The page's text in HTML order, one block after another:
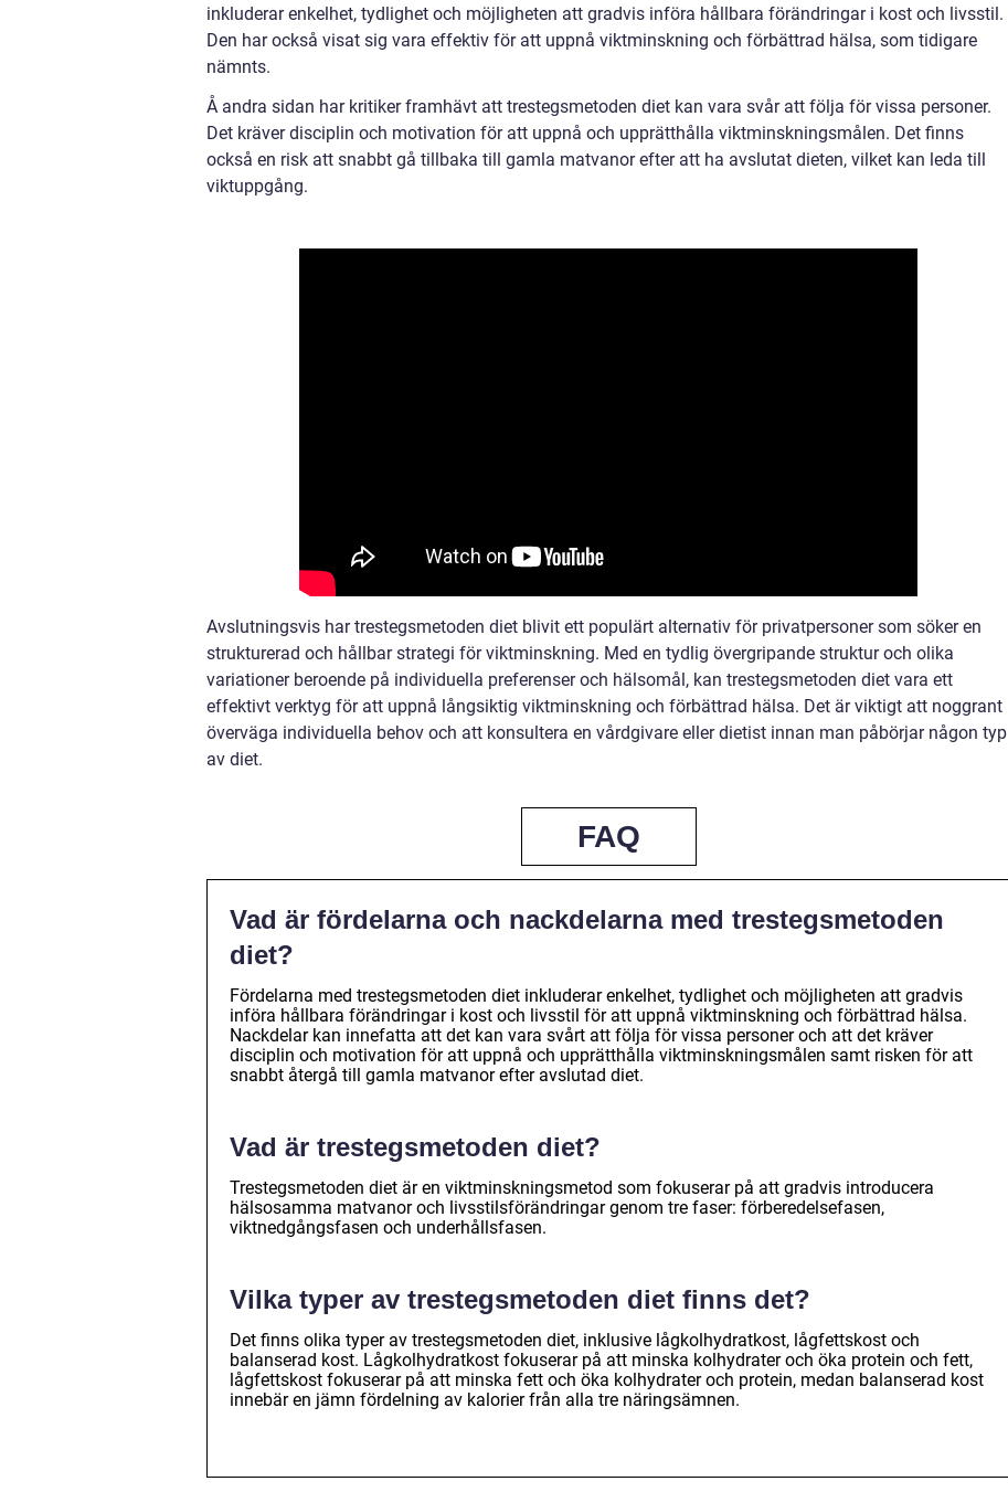
inkluderar enkelhet, tydlighet och möjligheten att gradvis införa hållbara förändringar i kost och livsstil.
Den har också visat sig vara effektiv för att uppnå viktminskning och förbättrad hälsa, som tidigare
nämnts.
Å andra sidan har kritiker framhävt att trestegsmetoden diet kan vara svår att följa för vissa personer.
Det kräver disciplin och motivation för att uppnå och upprätthålla viktminskningsmålen. Det finns
också en risk att snabbt gå tillbaka till gamla matvanor efter att ha avslutat dieten, vilket kan leda till
viktuppgång.
Avslutningsvis har trestegsmetoden diet blivit ett populärt alternativ för privatpersoner som söker en
strukturerad och hållbar strategi för viktminskning. Med en tydlig övergripande struktur och olika
variationer beroende på individuella preferenser och hälsomål, kan trestegsmetoden diet vara ett
effektivt verktyg för att uppnå långsiktig viktminskning och förbättrad hälsa. Det är viktigt att noggrant
överväga individuella behov och att konsultera en vårdgivare eller dietist innan man påbörjar någon typ
av diet.
FAQ
Vad är fördelarna och nackdelarna med trestegsmetoden
diet?
Fördelarna med trestegsmetoden diet inkluderar enkelhet, tydlighet och möjligheten att gradvis
införa hållbara förändringar i kost och livsstil för att uppnå viktminskning och förbättrad hälsa.
Nackdelar kan innefatta att det kan vara svårt att följa för vissa personer och att det kräver
disciplin och motivation för att uppnå och upprätthålla viktminskningsmålen samt risken för att
snabbt återgå till gamla matvanor efter avslutad diet.
Vad är trestegsmetoden diet?
Trestegsmetoden diet är en viktminskningsmetod som fokuserar på att gradvis introducera
hälsosamma matvanor och livsstilsförändringar genom tre faser: förberedelsefasen,
viktnedgångsfasen och underhållsfasen.
Vilka typer av trestegsmetoden diet finns det?
Det finns olika typer av trestegsmetoden diet, inklusive lågkolhydratkost, lågfettskost och
balanserad kost. Lågkolhydratkost fokuserar på att minska kolhydrater och öka protein och fett,
lågfettskost fokuserar på att minska fett och öka kolhydrater och protein, medan balanserad kost
innebär en jämn fördelning av kalorier från alla tre näringsämnen.